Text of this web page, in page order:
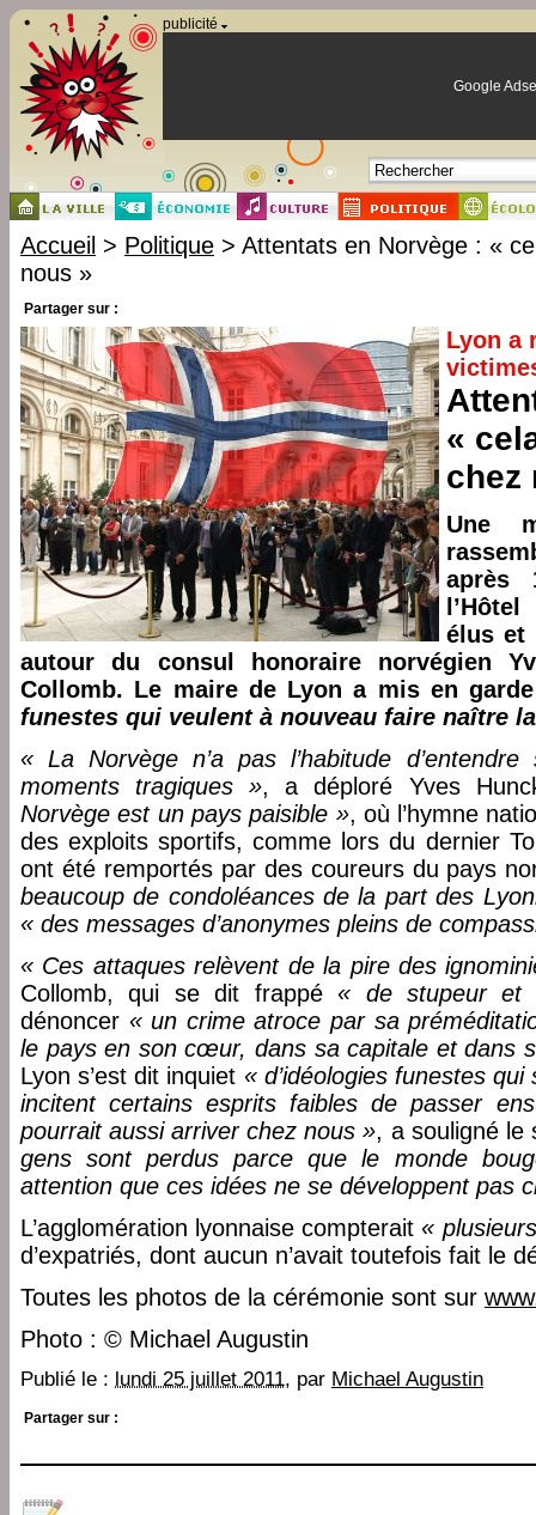
publicité
Google
Accueil > Politique > Attentats en Norvège : «
nous »
Partager sur :
Lyon a
«
chez
Une
après
élus et
autour du consul honoraire norvégien
Collomb. Le maire de Lyon a mis en
funestes qui veulent à nouveau faire naître
« La Norvège n’a pas l’habitude
moments tragiques », a déploré Yves
Norvège est un pays paisible », où l’hymne
des exploits sportifs, comme lors du dernier
ont été remportés par des coureurs du pays
beaucoup de condoléances de la part des
« des messages d’anonymes pleins de
« Ces attaques relèvent de la pire des
Collomb, qui se dit frappé« de stupeur et
dénoncer « un crime atroce par sa
le pays en son cœur, dans sa capitale et dans
Lyon s’est dit inquiet « d’idéologies funestes
incitent certains esprits faibles de passer
pourrait aussi arriver chez nous », a souligné
gens sont perdus parce que le monde
attention que ces idées ne se développent pas
L’agglomération lyonnaise compterait«
d’expatriés, dont aucun n’avait toutefois fait le
Toutes les photos de la cérémonie sont sur
Photo : © Michael Augustin
Publié le : lundi 25 juillet 2011, par Michael Augustin
Partager sur :
Panneau de gestion des cookies